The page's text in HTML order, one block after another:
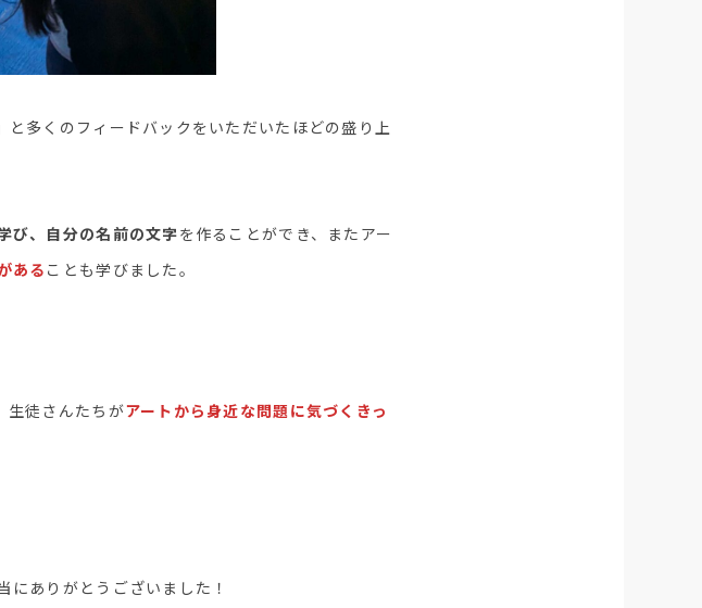
と多くのフィードバックをいただいたほどの盛り上
び、自分の名前の文字を作ることができ、またアー
ある ことも学びました。
生徒さんたちがアートから身近な問題に気づくきっ
ありがとうございました！